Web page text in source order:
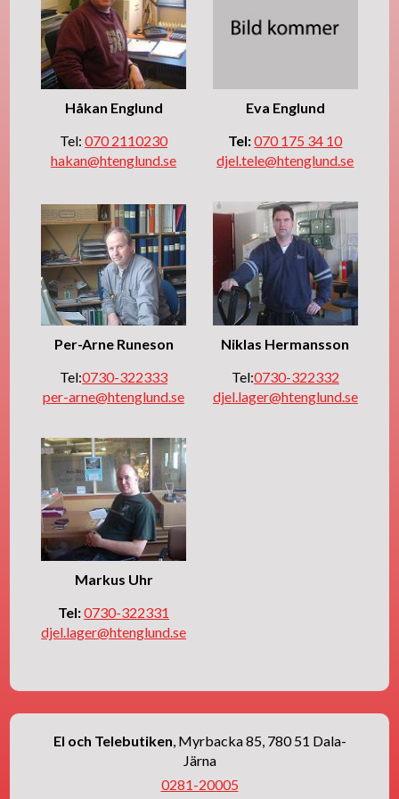
Håkan Englund
Tel:070 2110230
hakan@htenglund.se
Eva Englund
Tel:070 175 34 10
djel.tele@htenglund.se
Per-Arne Runeson
Tel:0730-322333
per-arne@htenglund.se
Niklas Hermansson
Tel:0730-322332
djel.lager@htenglund.se
Markus Uhr
Tel:0730-322331
djel.lager@htenglund.se
El och Telebutiken, Myrbacka 85, 780 51 Dala-
Järna
0281-20005